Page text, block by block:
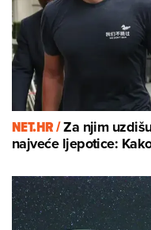
NET.HR /Za njim
najveće ljepotice: